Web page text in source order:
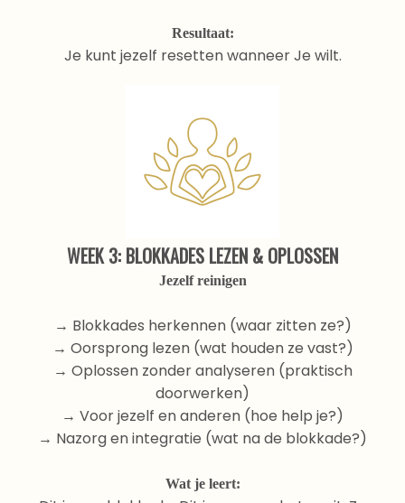
Resultaat:
Je kunt jezelf resetten wanneer Je wilt.
WEEK 3: BLOKKADES LEZEN & OPLOSSEN
Jezelf reinigen
→ Blokkades herkennen (waar zitten ze?)
→ Oorsprong lezen (wat houden ze vast?)
→ Oplossen zonder analyseren (praktisch
doorwerken)
→ Voor jezelf en anderen (hoe help je?)
→ Nazorg en integratie (wat na de blokkade?)
Wat je leert: